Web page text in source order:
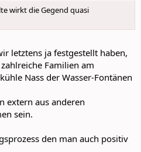
wirkt die Gegend quasi
letztens ja festgestellt haben,
Familien am
Nass der Wasser-Fontänen
extern aus anderen
sein.
den man auch positiv